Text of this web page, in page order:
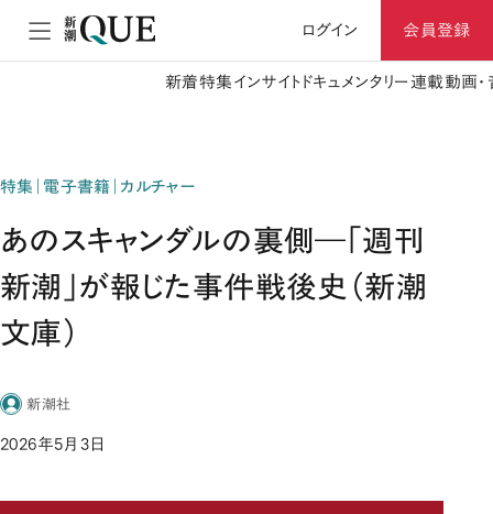
ログイン 会員登録
新着特集 インサイト ドキュメンタリー 連載動画
特集｜電子書籍｜カルチャー
あのスキャンダルの裏側―「週刊
新潮」が報じた事件戦後史（新潮
文庫）
新潮社
2026年5月3日